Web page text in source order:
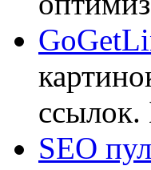
ссылок.
SEO